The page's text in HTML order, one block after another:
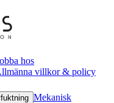
hos
villkor & policy
Mekanisk